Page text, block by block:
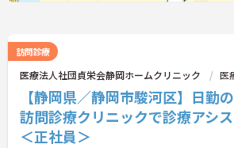
訪問診療
医療法人社団貞栄会静岡ホームクリニック 医
【静岡県／静岡市駿河区】日勤
訪問診療クリニックで診療アシ
＜正社員＞